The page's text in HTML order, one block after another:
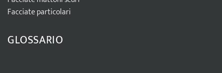
Facciate particolari
GLOSSARIO